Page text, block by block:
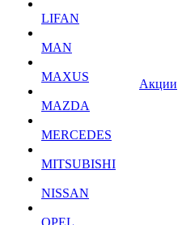
LIFAN
MAN
MAXUS
MAZDA
MERCEDES
MITSUBISHI
NISSAN
OPEL
Акции